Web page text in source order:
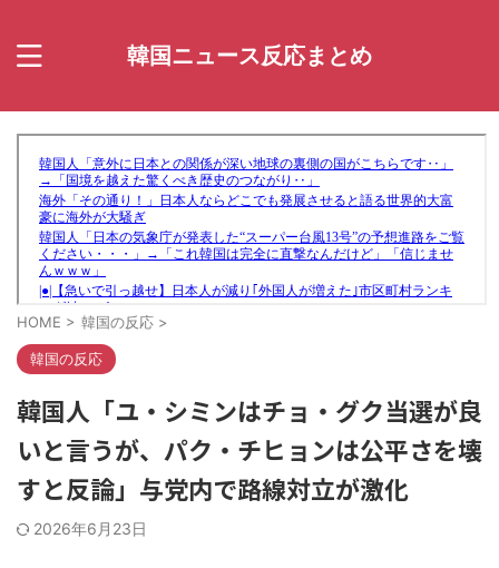
韓国ニュース反応まとめ
HOME > 韓国の反応 >
韓国の反応
韓国人「ユ・シミンはチョ・グク当選が良
いと言うが、パク・チヒョンは公平さを壊
すと反論」与党内で路線対立が激化
2026年6月23日